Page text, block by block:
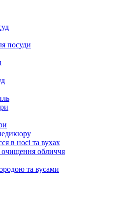
посуди
в носі та вухах
очищення обличчя
та вусами